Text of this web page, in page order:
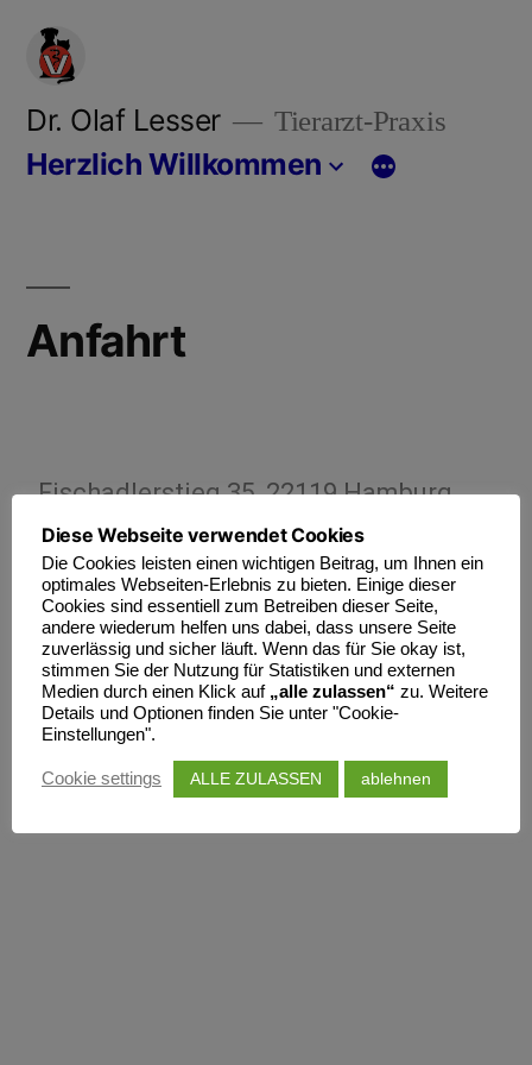
Dr. Olaf Lesser Tierarzt-Praxis
Herzlich Willkommen
Anfahrt
Fischadlerstieg 35, 22119 Hamburg
Diese Webseite verwendet Cookies
Die Cookies leisten einen wichtigen Beitrag, um Ihnen ein
optimales Webseiten-Erlebnis zu bieten. Einige dieser
Cookies sind essentiell zum Betreiben dieser Seite,
andere wiederum helfen uns dabei, dass unsere Seite
zuverlässig und sicher läuft. Wenn das für Sie okay ist,
stimmen Sie der Nutzung für Statistiken und externen
Medien durch einen Klick auf „alle zulassen“ zu. Weitere
Details und Optionen finden Sie unter "Cookie-
Einstellungen".
Cookie settings ALLE ZULASSEN ablehnen